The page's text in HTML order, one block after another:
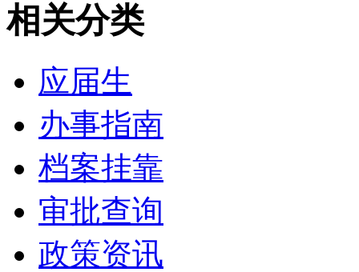
相关分类
应届生
办事指南
档案挂靠
审批查询
政策资讯